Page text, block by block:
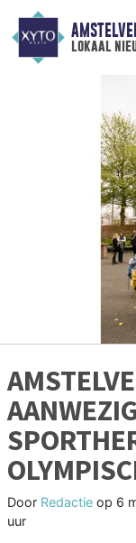
lokaal
Door Redactie op 6
uur